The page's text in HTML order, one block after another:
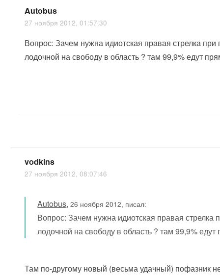
Autobus
27 ноября 2012, 01:57:30
Вопрос: Зачем нужна идиотская правая стрелка
лодочной на свободу в область ? там 99,9% едут
vodkins
27 ноября 2012, 08:07:46
Autobus,26 ноября 2012, писал:
Вопрос: Зачем нужна идиотская правая стрелка
лодочной на свободу в область ? там 99,9%
Там по-другому новый (весьма удачный) пофазник